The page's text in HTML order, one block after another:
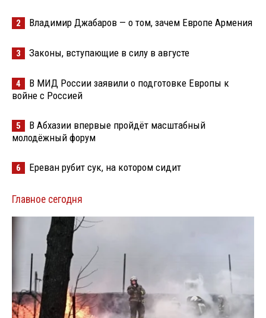
2 Владимир Джабаров — о том, зачем Европе Армения
3 Законы, вступающие в силу в августе
4
В МИД России заявили о подготовке Европы к
войне с Россией
5
В Абхазии впервые пройдёт масштабный
молодёжный форум
6 Ереван рубит сук, на котором сидит
Главное сегодня